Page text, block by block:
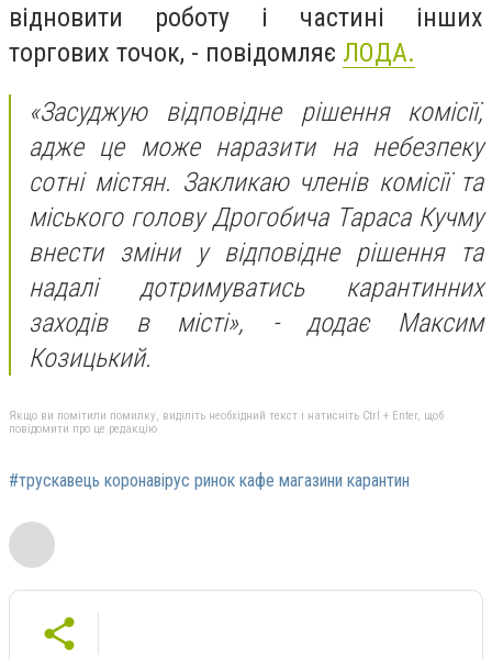
відновити роботу і частині інших
торгових точок, - повідомляє ЛОДА.
«Засуджую відповідне рішення комісії,
адже це може наразити на небезпеку
сотні містян. Закликаю членів комісії та
міського голову Дрогобича Тараса Кучму
внести зміни у відповідне рішення та
надалі дотримуватись карантинних
заходів в місті», - додає Максим
Козицький.
Якщо ви помітили помилку, виділіть необхідний текст і натисніть Ctrl + Enter, щоб
повідомити про це редакцію
#трускавець коронавірус ринок кафе магазини карантин